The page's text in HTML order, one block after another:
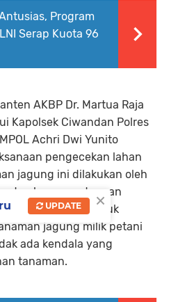
Program
Serap Kuota 96
AKBP Dr. Martua Raja
Kapolsek Ciwandan Polres
Achri Dwi Yunito
pengecekan lahan
jagung ini dilakukan oleh
bersama dengan
yang bertujuan untuk
jagung milik petani
ada kendala yang
tanaman.
×
UPDATE